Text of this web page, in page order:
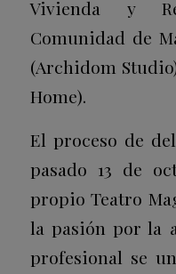
Vivienda y
Comunidad de
(Archidom
Home).
El proceso de
pasado 13 de
propio Teatro
la pasión por la
profesional se